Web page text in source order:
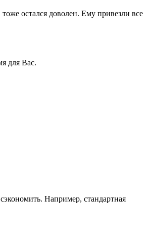
остался доволен. Ему привезли все
для Вас.
Например, стандартная